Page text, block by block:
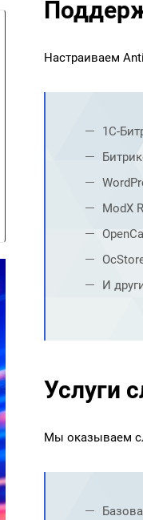
Настраиваем
1С-
ModX
И
Услуги
Мы оказываем